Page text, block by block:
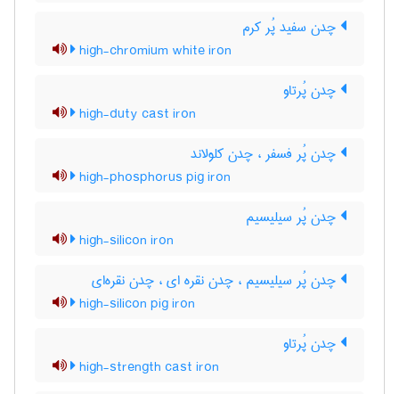
چدن سفید پُر کرم
high-chromium white iron
چدن پُرتاو
high-duty cast iron
چدن پُر فسفر ، چدن کلولاند
high-phosphorus pig iron
چدن پُر سیلیسیم
high-silicon iron
چدن پُر سیلیسیم ، چدن نقره ای ، چدن نقره‌ای
high-silicon pig iron
چدن پُرتاو
high-strength cast iron